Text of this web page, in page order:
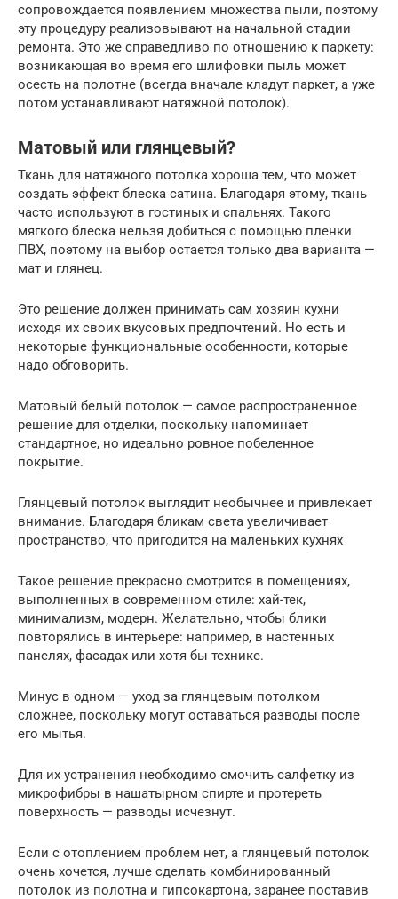
сопровождается появлением множества пыли, поэтому
эту процедуру реализовывают на начальной стадии
ремонта. Это же справедливо по отношению к паркету:
возникающая во время его шлифовки пыль может
осесть на полотне (всегда вначале кладут паркет, а уже
потом устанавливают натяжной потолок).
Матовый или глянцевый?
Ткань для натяжного потолка хороша тем, что может
создать эффект блеска сатина. Благодаря этому, ткань
часто используют в гостиных и спальнях. Такого
мягкого блеска нельзя добиться с помощью пленки
ПВХ, поэтому на выбор остается только два варианта —
мат и глянец.
Это решение должен принимать сам хозяин кухни
исходя их своих вкусовых предпочтений. Но есть и
некоторые функциональные особенности, которые
надо обговорить.
Матовый белый потолок — самое распространенное
решение для отделки, поскольку напоминает
стандартное, но идеально ровное побеленное
покрытие.
Глянцевый потолок выглядит необычнее и привлекает
внимание. Благодаря бликам света увеличивает
пространство, что пригодится на маленьких кухнях
Такое решение прекрасно смотрится в помещениях,
выполненных в современном стиле: хай-тек,
минимализм, модерн. Желательно, чтобы блики
повторялись в интерьере: например, в настенных
панелях, фасадах или хотя бы технике.
Минус в одном — уход за глянцевым потолком
сложнее, поскольку могут оставаться разводы после
его мытья.
Для их устранения необходимо смочить салфетку из
микрофибры в нашатырном спирте и протереть
поверхность — разводы исчезнут.
Если с отоплением проблем нет, а глянцевый потолок
очень хочется, лучше сделать комбинированный
потолок из полотна и гипсокартона, заранее поставив